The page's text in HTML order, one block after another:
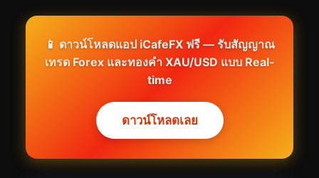
📱 ดาวน์โหลดแอป iCafeFX ฟรี — รับสัญญาณ
เทรด Forex และทองคำ XAU/USD แบบ Real-
time
ดาวน์โหลดเลย